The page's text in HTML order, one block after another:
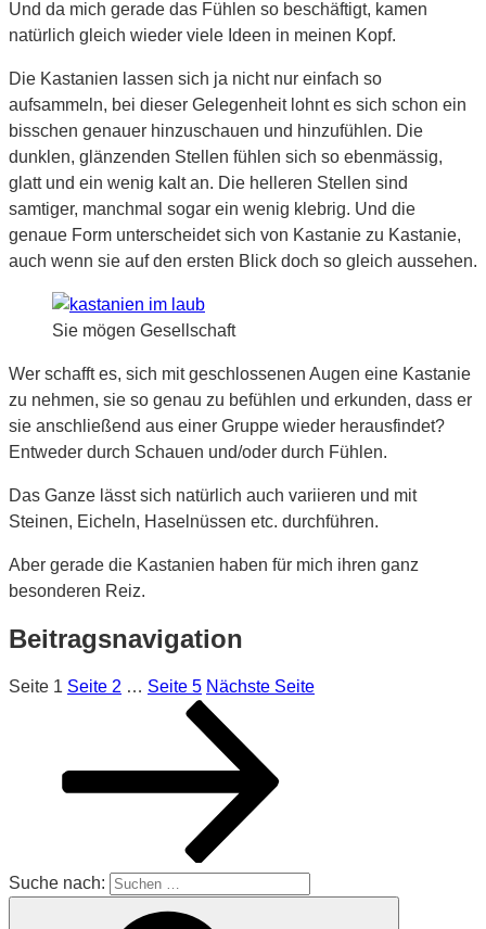
Und da mich gerade das Fühlen so beschäftigt, kamen
natürlich gleich wieder viele Ideen in meinen Kopf.
Die Kastanien lassen sich ja nicht nur einfach so
aufsammeln, bei dieser Gelegenheit lohnt es sich schon ein
bisschen genauer hinzuschauen und hinzufühlen. Die
dunklen, glänzenden Stellen fühlen sich so ebenmässig,
glatt und ein wenig kalt an. Die helleren Stellen sind
samtiger, manchmal sogar ein wenig klebrig. Und die
genaue Form unterscheidet sich von Kastanie zu Kastanie,
auch wenn sie auf den ersten Blick doch so gleich aussehen.
Sie mögen Gesellschaft
Wer schafft es, sich mit geschlossenen Augen eine Kastanie
zu nehmen, sie so genau zu befühlen und erkunden, dass er
sie anschließend aus einer Gruppe wieder herausfindet?
Entweder durch Schauen und/oder durch Fühlen.
Das Ganze lässt sich natürlich auch variieren und mit
Steinen, Eicheln, Haselnüssen etc. durchführen.
Aber gerade die Kastanien haben für mich ihren ganz
besonderen Reiz.
Beitragsnavigation
Seite 1 Seite 2 … Seite 5 Nächste Seite
Suche nach: